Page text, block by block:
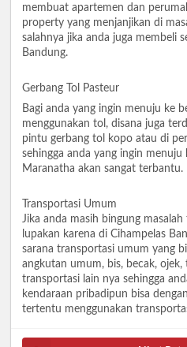
membuat apartemen dan
property yang menjanjikan di
salahnya jika anda juga membeli
Bandung.
Gerbang Tol Pasteur
Bagi anda yang ingin menuju ke
menggunakan tol, disana juga
pintu gerbang tol kopo atau di
sehingga anda yang ingin menuju
Maranatha akan sangat terbantu.
Transportasi Umum
Jika anda masih bingung
lupakan karena di Cihampelas
sarana transportasi umum yang
angkutan umum, bis, becak, ojek,
transportasi lain nya sehingga
kendaraan pribadipun bisa
tertentu menggunakan